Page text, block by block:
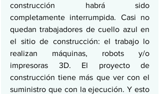
construcción habrá sido
completamente interrumpida. Casi no
quedan trabajadores de cuello azul en
el sitio de construcción: el trabajo lo
realizan máquinas, robots y/o
impresoras 3D. El proyecto de
construcción tiene más que ver con el
suministro que con la ejecución. Y esto